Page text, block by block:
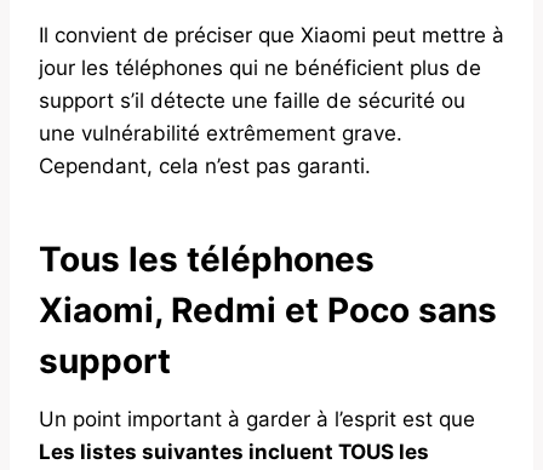
Il convient de préciser que Xiaomi peut mettre à
jour les téléphones qui ne bénéficient plus de
support s’il détecte une faille de sécurité ou
une vulnérabilité extrêmement grave.
Cependant, cela n’est pas garanti.
Tous les téléphones
Xiaomi, Redmi et Poco sans
support
Un point important à garder à l’esprit est que
Les listes suivantes incluent TOUS les